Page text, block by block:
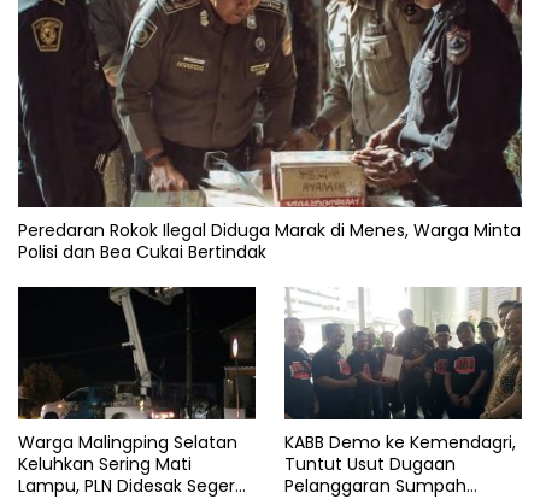
Peredaran Rokok Ilegal Diduga Marak di Menes, Warga Minta
Polisi dan Bea Cukai Bertindak
Warga Malingping Selatan
Keluhkan Sering Mati
Lampu, PLN Didesak Segera
KABB Demo ke Kemendagri,
Tuntut Usut Dugaan
Pelanggaran Sumpah